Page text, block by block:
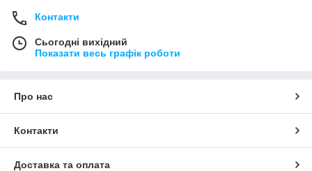
Контакти
Сьогодні вихідний
Показати весь графік роботи
Про нас
Контакти
Доставка та оплата